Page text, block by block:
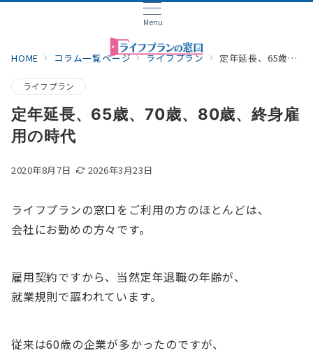
Menu
HOME コラム一覧ページ ライフプラン 定年延長、65歳、70歳、80歳、終身雇用の時代
ライフプラン
定年延長、65歳、70歳、80歳、終身雇
用の時代
2020年8月7日 2026年3月23日
ライフプランの窓口をご利用の方のほとんどは、
会社にお勤めの方々です。
雇用契約ですから、当然定年退職の年齢が、
就業規則で謳われています。
従来は60歳の企業が多かったのですが、